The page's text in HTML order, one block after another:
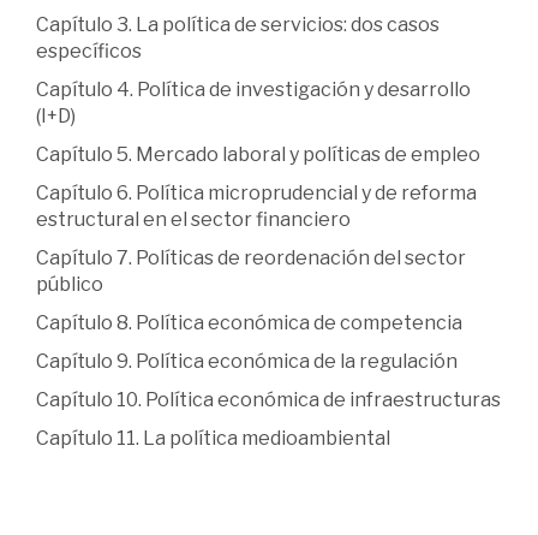
Capítulo 3. La política de servicios: dos casos
específicos
Capítulo 4. Política de investigación y desarrollo
(I+D)
Capítulo 5. Mercado laboral y políticas de empleo
Capítulo 6. Política microprudencial y de reforma
estructural en el sector financiero
Capítulo 7. Políticas de reordenación del sector
público
Capítulo 8. Política económica de competencia
Capítulo 9. Política económica de la regulación
Capítulo 10. Política económica de infraestructuras
Capítulo 11. La política medioambiental